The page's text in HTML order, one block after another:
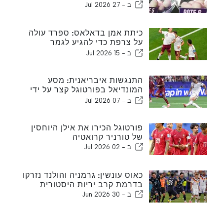
ב - 27 Jul 2026
כיתת אמן בדאלאס: ספרד עולה
על צרפת כדי להגיע לגמר
המונדיאל
ב - 15 Jul 2026
התנגשות איבריאנית: מסע
המונדיאל בפורטוגל קצר על ידי
ספרד
ב - 07 Jul 2026
פורטוגל הכירו את אילן היוחסין
של טורניר קרואטיה
ב - 02 Jul 2026
כאוס עונשין: גרמניה והולנד נזרקו
בדרמת קרב יריות היסטורית
ב - 30 Jun 2026